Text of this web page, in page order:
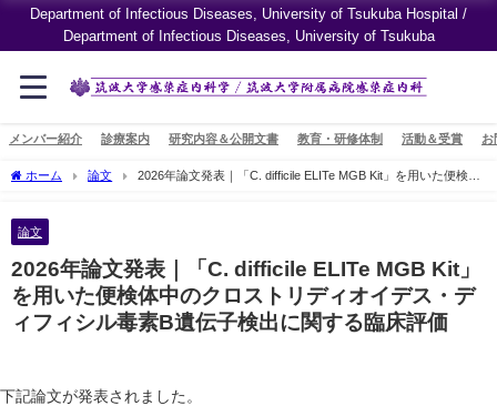
Department of Infectious Diseases, University of Tsukuba Hospital /
Department of Infectious Diseases, University of Tsukuba
メンバー紹介 診療案内 研究内容＆公開文書 教育・研修体制 活動＆受賞 お
ホーム 論文
2026年論文発表｜「C. difficile ELITe MGB Kit」を用いた便検体
論文
2026年論文発表｜「C. difficile ELITe MGB Kit」
を用いた便検体中のクロストリディオイデス・デ
ィフィシル毒素B遺伝子検出に関する臨床評価
下記論文が発表されました。